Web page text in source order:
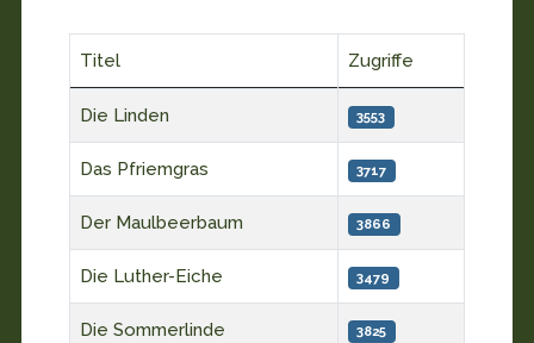
Beiträge
Titel Zugriffe
Die Linden 3553
Das Pfriemgras 3717
Der Maulbeerbaum 3866
Die Luther-Eiche 3479
Die Sommerlinde 3825